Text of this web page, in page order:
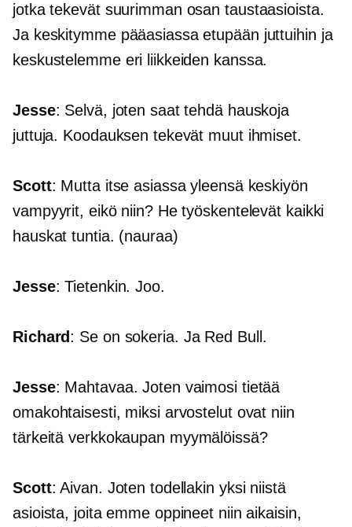
jotka tekevät suurimman osan taustaasioista.
Ja keskitymme pääasiassa etupään juttuihin ja
keskustelemme eri liikkeiden kanssa.
Jesse: Selvä, joten saat tehdä hauskoja
juttuja. Koodauksen tekevät muut ihmiset.
Scott: Mutta itse asiassa yleensä keskiyön
vampyyrit, eikö niin? He työskentelevät kaikki
hauskat tuntia. (nauraa)
Jesse: Tietenkin. Joo.
Richard: Se on sokeria. Ja Red Bull.
Jesse: Mahtavaa. Joten vaimosi tietää
omakohtaisesti, miksi arvostelut ovat niin
tärkeitäverkkokaupan myymälöissä?
Scott: Aivan. Joten todellakin yksi niistä
asioista, joita emme oppineet niin aikaisin,